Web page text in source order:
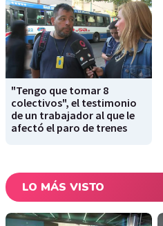
"Tengo que tomar 8
colectivos", el testimonio
de un trabajador al que le
afectó el paro de trenes
LO MÁS VISTO